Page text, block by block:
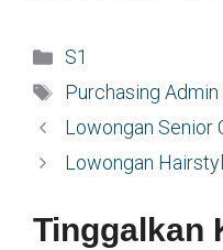
Kategori
S1
Tag
Purchasing
Lowongan Senior
Lowongan
Tinggalkan